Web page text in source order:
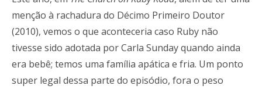
menção à rachadura do Décimo Primeiro Doutor
(2010), vemos o que aconteceria caso Ruby não
tivesse sido adotada por Carla Sunday quando ainda
era bebê; temos uma família apática e fria. Um ponto
super legal dessa parte do episódio, fora o peso